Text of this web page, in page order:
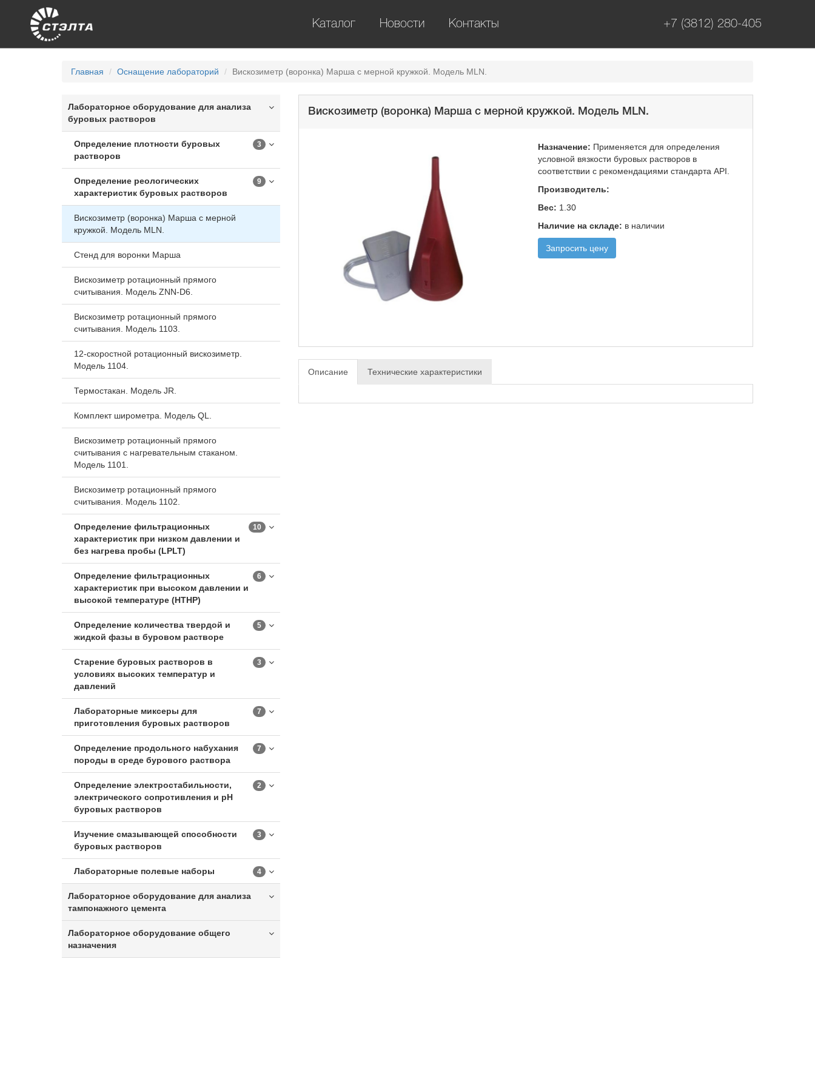
Каталог Новости Контакты +7 (3812) 280-405
Главная Оснащение лабораторий Вискозиметр (воронка) Марша с мерной кружкой. Модель MLN.
Лабораторное оборудование для анализа
буровых растворов
Определение плотности буровых
растворов
3
Определение реологических
характеристик буровых растворов
9
Вискозиметр (воронка) Марша с мерной
кружкой. Модель MLN.
Стенд для воронки Марша
Вискозиметр ротационный прямого
считывания. Модель ZNN-D6.
Вискозиметр ротационный прямого
считывания. Модель 1103.
12-скоростной ротационный вискозиметр.
Модель 1104.
Термостакан. Модель JR.
Комплект широметра. Модель QL.
Вискозиметр ротационный прямого
считывания с нагревательным стаканом.
Модель 1101.
Вискозиметр ротационный прямого
считывания. Модель 1102.
Определение фильтрационных
характеристик при низком давлении и
без нагрева пробы (LPLT)
10
Определение фильтрационных
характеристик при высоком давлении и
высокой температуре (HTHP)
6
Определение количества твердой и
жидкой фазы в буровом растворе
5
Старение буровых растворов в
условиях высоких температур и
давлений
3
Лабораторные миксеры для
приготовления буровых растворов
7
Определение продольного набухания
породы в среде бурового раствора
7
Определение электростабильности,
электрического сопротивления и pH
буровых растворов
2
Изучение смазывающей способности
буровых растворов
3
Лабораторные полевые наборы 4
Лабораторное оборудование для анализа
тампонажного цемента
Лабораторное оборудование общего
назначения
Вискозиметр (воронка) Марша с мерной кружкой. Модель MLN.
Назначение: Применяется для определения
условной вязкости буровых растворов в
соответствии с рекомендациями стандарта API.
Производитель:
Вес: 1.30
Наличие на складе: в наличии
Запросить цену
Описание Технические характеристики